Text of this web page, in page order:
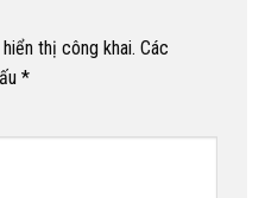
thị công khai. Các
*